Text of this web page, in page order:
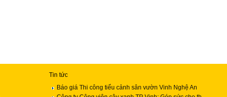
Tin tức
Báo giá Thi công tiểu cảnh sân vườn Vinh Nghệ An